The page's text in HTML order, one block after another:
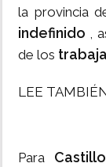
la provincia
indefinido ,
de los
LEE
Para Castillo